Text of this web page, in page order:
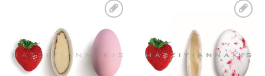
στην λίστα
επιθυμιών
στην λίστα
επιθυμιών